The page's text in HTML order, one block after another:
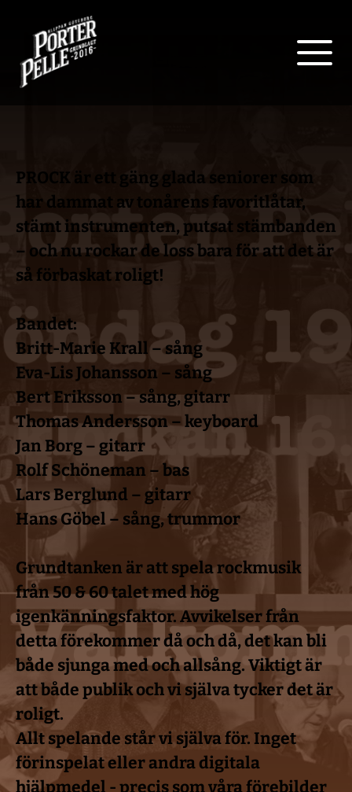
PROCK är ett gäng glada seniorer som
har dammat av tonårens favoritlåtar,
stämt instrumenten, putsat stämbanden
– och nu rockar de loss bara för att det är
så förbaskat roligt!
Bandet:
Britt-Marie Krall – sång
Eva-Lis Johansson – sång
Bert Eriksson – sång, gitarr
Thomas Andersson – keyboard
Jan Borg – gitarr
Rolf Schöneman – bas
Lars Berglund – gitarr
Hans Göbel – sång, trummor
Grundtanken är att spela rockmusik
från 50 & 60 talet med hög
igenkänningsfaktor. Avvikelser från
detta förekommer då och då, det kan bli
både sjunga med och allsång. Viktigt är
att både publik och vi själva tycker det är
roligt.
Allt spelande står vi själva för. Inget
förinspelat eller andra digitala
hjälpmedel - precis som våra förebilder